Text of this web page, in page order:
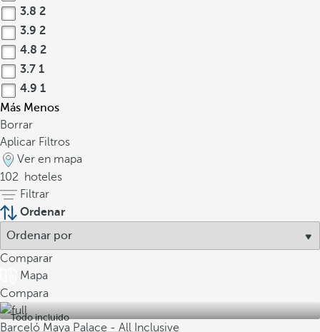
3.8 2
3.9 2
4.8 2
3.7 1
4.9 1
Más Menos
Borrar
Aplicar Filtros
Ver en mapa
102
hoteles
Filtrar
Ordenar
Comparar
Mapa
Compara
Todo incluido
Barceló Maya Palace - All Inclusive